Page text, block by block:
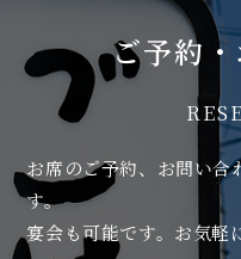
ご予約
お席のご予約、お問い合
す。
宴会も可能です。お気軽